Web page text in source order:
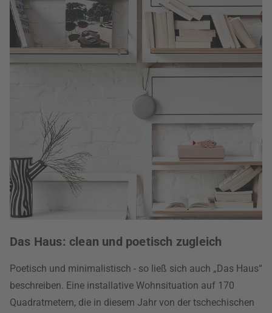
Das Haus: clean und poetisch zugleich
Poetisch und minimalistisch - so ließ sich auch „Das Haus“
beschreiben. Eine installative Wohnsituation auf 170
Quadratmetern, die in diesem Jahr von der tschechischen